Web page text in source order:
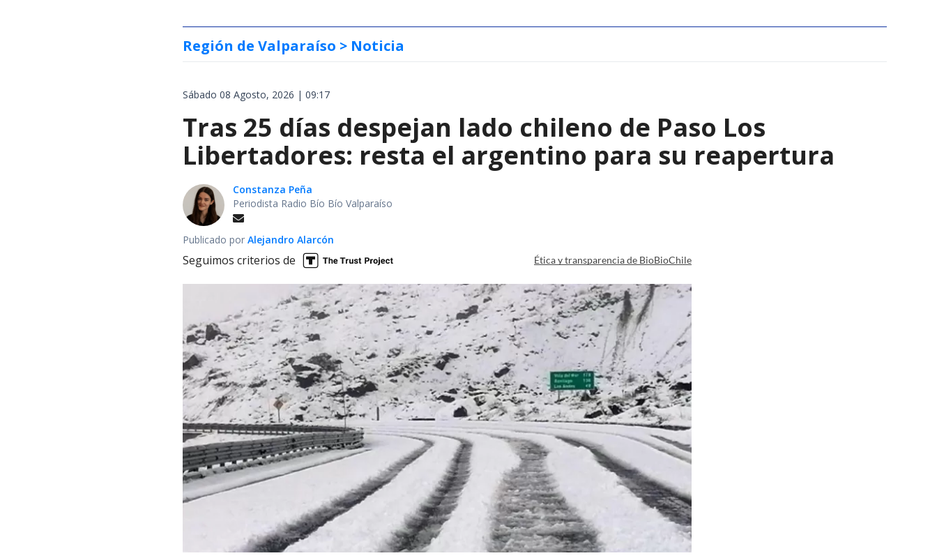
Región de Valparaíso > Noticia
Sábado 08 Agosto, 2026 | 09:17
Tras 25 días despejan lado chileno de Paso Los
Libertadores: resta el argentino para su reapertura
Constanza Peña
Periodista Radio Bío Bío Valparaíso
Publicado por Alejandro Alarcón
Seguimos criterios de Ética y transparencia de BioBioChile